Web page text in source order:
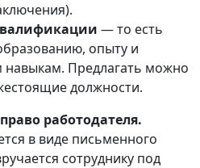
— то есть
опыту и
Предлагать можно
должности.
работодателя.
в виде письменного
сотруднику под